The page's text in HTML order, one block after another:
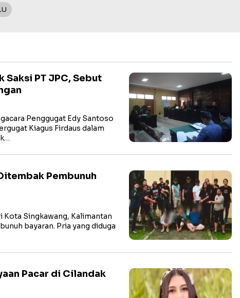
Saksi PT JPC, Sebut
Penggugat Edy Santoso
Kiagus Firdaus dalam
Pembunuh
Kota Singkawang, Kalimantan
bayaran. Pria yang diduga
Pacar di Cilandak